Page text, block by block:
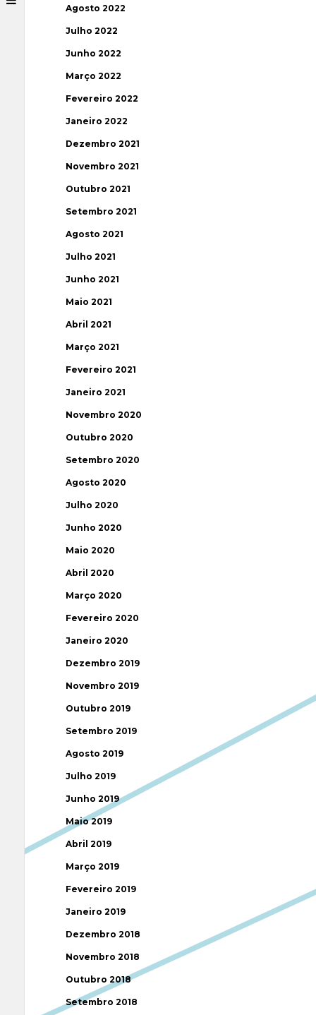
Agosto 2022
Julho 2022
Junho 2022
Março 2022
Fevereiro 2022
Janeiro 2022
Dezembro 2021
Novembro 2021
Outubro 2021
Setembro 2021
Agosto 2021
Julho 2021
Junho 2021
Maio 2021
Abril 2021
Março 2021
Fevereiro 2021
Janeiro 2021
Novembro 2020
Outubro 2020
Setembro 2020
Agosto 2020
Julho 2020
Junho 2020
Maio 2020
Abril 2020
Março 2020
Fevereiro 2020
Janeiro 2020
Dezembro 2019
Novembro 2019
Outubro 2019
Setembro 2019
Agosto 2019
Julho 2019
Junho 2019
Maio 2019
Abril 2019
Março 2019
Fevereiro 2019
Janeiro 2019
Dezembro 2018
Novembro 2018
Outubro 2018
Setembro 2018